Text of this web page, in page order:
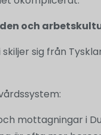
och
sig från
mottagningar i